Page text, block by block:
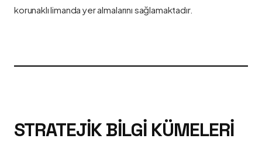
korunaklı limanda yer almalarını sağlamaktadır.
STRATEJIK BILGI KÜMELERI